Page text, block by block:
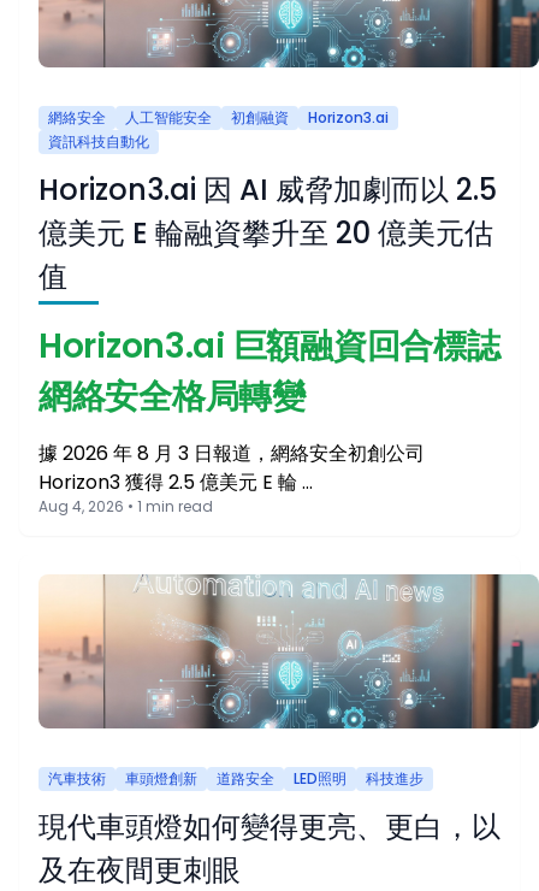
網絡安全 人工智能安全 初創融資
Horizon3.ai
資訊科技自動化
Horizon3.ai 因 AI 威脅加劇而以 2.5
億美元 E 輪融資攀升至 20 億美元估
值
Horizon3.ai 巨額融資回合標誌
網絡安全格局轉變
據 2026 年 8 月 3 日報道，網絡安全初創公司
Horizon3 獲得 2.5 億美元 E 輪 …
Aug 4, 2026 • 1 min read
汽車技術 車頭燈創新 道路安全 LED照明 科技進步
現代車頭燈如何變得更亮、更白，以
及在夜間更刺眼